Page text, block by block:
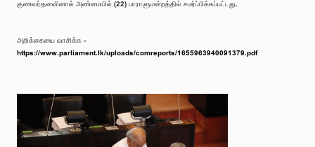
குணவர்தனவினால் அண்மையில் (22) பாராளுமன்றத்தில் சமர்ப்பிக்கப்பட்டது.
அறிக்கையை வாசிக்க -
https://www.parliament.lk/uploads/comreports/1655963940091379.pdf